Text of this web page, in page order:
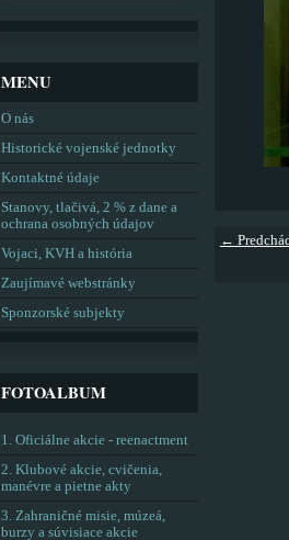
←
MENU
O nás
Historické vojenské jednotky
Kontaktné údaje
Stanovy, tlačivá, 2 % z dane a
ochrana osobných údajov
Vojaci, KVH a história
Zaujímavé webstránky
Sponzorské subjekty
FOTOALBUM
1. Oficiálne akcie - reenactment
2. Klubové akcie, cvičenia,
manévre a pietne akty
3. Zahraničné misie, múzeá,
burzy a súvisiace akcie